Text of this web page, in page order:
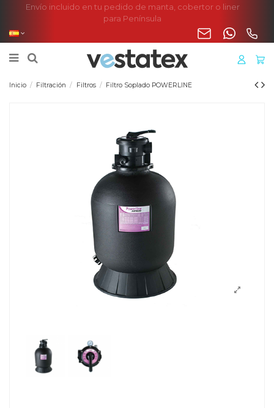
Envío incluido en tu pedido de manta, cobertor o liner
para Península
Inicio Filtración Filtros Filtro Soplado POWERLINE